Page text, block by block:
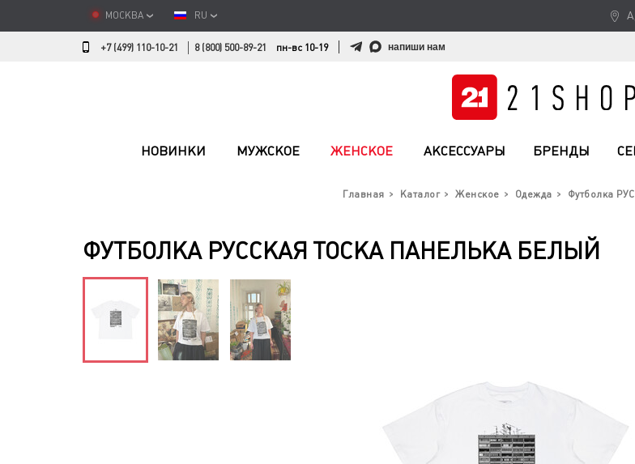
МОСКВА RU
+7 (499) 110-10-21 8 (800) 500-89-21 пн-вс 10-19 напиши нам
НОВИНКИ МУЖСКОЕ ЖЕНСКОЕ АКСЕССУАРЫ БРЕНДЫ
Главная Каталог Женское Одежда Футболка
ФУТБОЛКА РУССКАЯ ТОСКА ПАНЕЛЬКА БЕЛЫЙ